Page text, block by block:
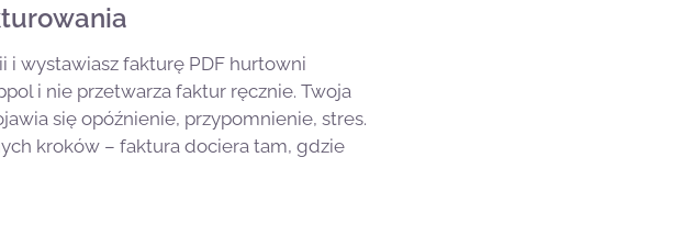
i wystawiasz fakturę PDF hurtowni
i nie przetwarza faktur ręcznie. Twoja
się opóźnienie, przypomnienie, stres.
kroków – faktura dociera tam, gdzie